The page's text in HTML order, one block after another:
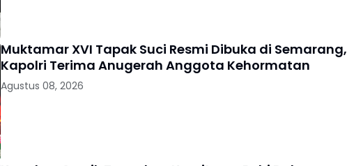
Muktamar XVI Tapak Suci Resmi Dibuka di Semarang,
Kapolri Terima Anugerah Anggota Kehormatan
Agustus 08, 2026